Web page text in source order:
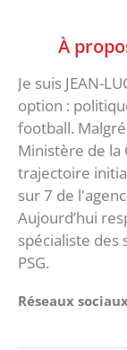
À
Je suis JEAN-
option :
football.
Ministère de la
trajectoire
sur 7 de
Aujourd’hui
spécialiste
PSG.
Réseaux